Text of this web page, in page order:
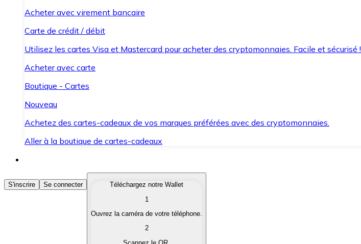
Acheter avec virement bancaire
Carte de crédit / débit
Utilisez les cartes Visa et Mastercard pour acheter des cryptomonnaies. Facile et sécurisé !
Acheter avec carte
Boutique - Cartes
Nouveau
Achetez des cartes-cadeaux de vos marques préférées avec des cryptomonnaies.
Aller à la boutique de cartes-cadeaux
Acheter des Cryptomonnaies
Achetez les cryptomonnaies qui vous intéressent rapidement et en toute sécurité.
Convertissez vos cryptomonnaies en monnaie fiduciaire lorsque vous en avez besoin.
S'inscrire Se connecter
Téléchargez notre Wallet
1
Ouvrez la caméra de votre téléphone.
2